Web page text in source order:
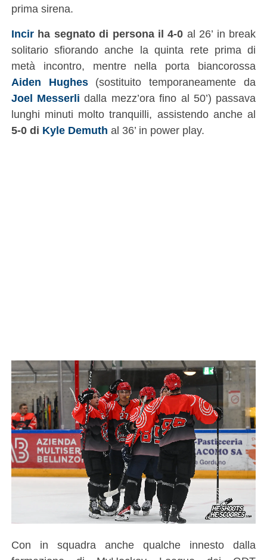
prima sirena.
Incirha segnato di persona il 4-0 al 26’ in break
solitario sfiorando anche la quinta rete prima di
metà incontro, mentre nella porta biancorossa
Aiden Hughes(sostituito temporaneamente da
Joel Messerli dalla mezz’ora fino al 50’) passava
lunghi minuti molto tranquilli, assistendo anche al
5-0 di Kyle Demuth al 36’ in power play.
Con in squadra anche qualche innesto dalla